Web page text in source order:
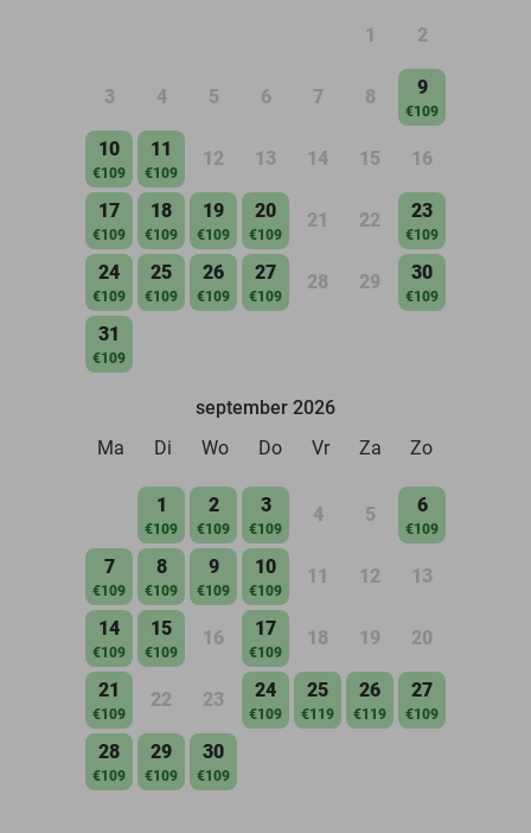
1 2
3 4 5 6 7 8 9
€109
10
€109
11
€109
12 13 14 15 16
17
€109
18
€109
19
€109
20
€109
21 22 23
€109
24
€109
25
€109
26
€109
27
€109
28 29 30
€109
31
€109
september 2026
Ma
Di Wo Do Vr Za Zo
1
€109
2
€109
3
€109
4 5 6
€109
7
€109
8
€109
9
€109
10
€109
11 12 13
14
€109
15
€109
16 17
€109
18 19 20
21
€109
22 23 24
€109
25
€119
26
€119
27
€109
28
€109
29
€109
30
€109